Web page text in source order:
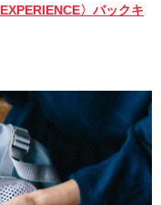
〉バックキ